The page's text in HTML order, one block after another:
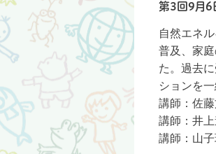
第3回9月6
自然エネ
普及、家
た。過去
ションを
講師：佐
講師：井
講師：山